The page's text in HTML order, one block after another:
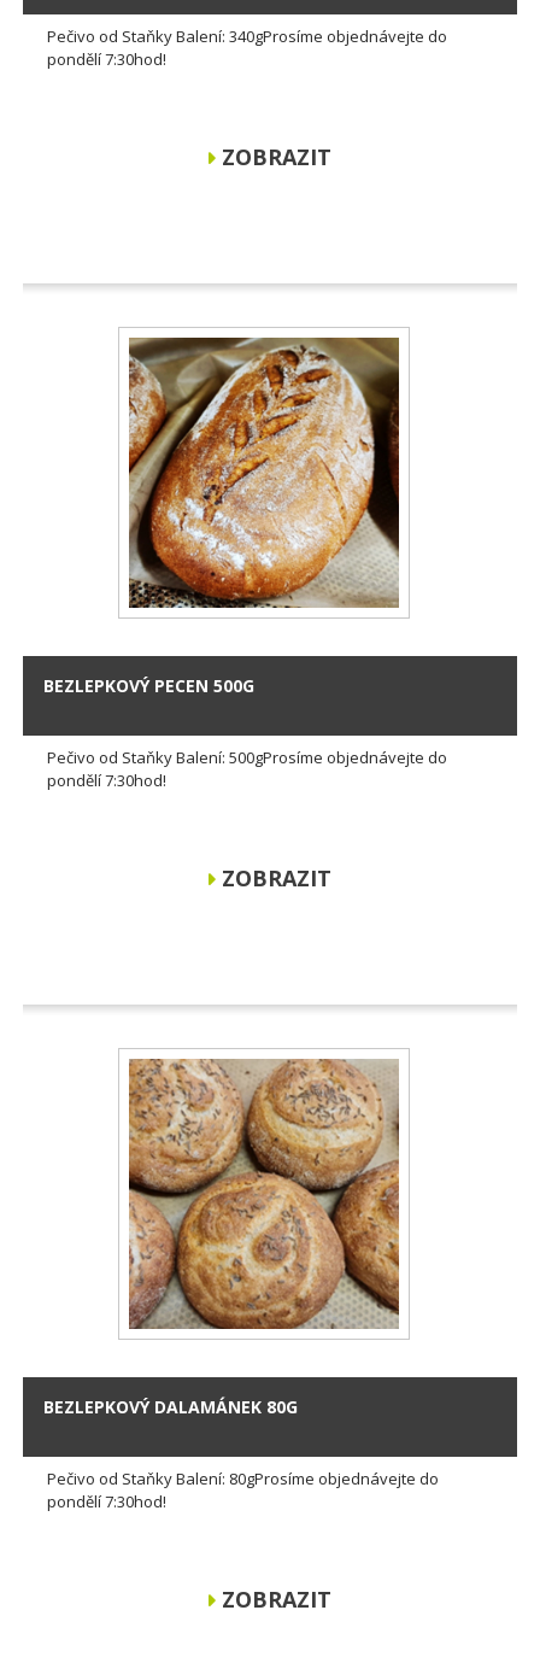
Pečivo od Staňky Balení: 340gProsíme objednávejte do
pondělí 7:30hod!
ZOBRAZIT
BEZLEPKOVÝ PECEN 500G
Pečivo od Staňky Balení: 500gProsíme objednávejte do
pondělí 7:30hod!
ZOBRAZIT
BEZLEPKOVÝ DALAMÁNEK 80G
Pečivo od Staňky Balení: 80gProsíme objednávejte do
pondělí 7:30hod!
ZOBRAZIT